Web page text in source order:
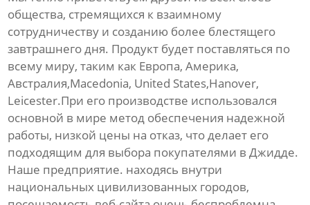
общества, стремящихся к взаимному
сотрудничеству и созданию более блестящего
завтрашнего дня. Продукт будет поставляться по
всему миру, таким как Европа, Америка,
Австралия,Macedonia, United States,Hanover,
Leicester.При его производстве использовался
основной в мире метод обеспечения надежной
работы, низкой цены на отказ, что делает его
подходящим для выбора покупателями в Джидде.
Наше предприятие. находясь внутри
национальных цивилизованных городов,